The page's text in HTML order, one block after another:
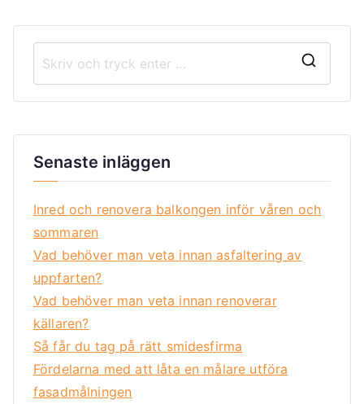
Senaste inläggen
Inred och renovera balkongen inför våren och
sommaren
Vad behöver man veta innan asfaltering av
uppfarten?
Vad behöver man veta innan renoverar
källaren?
Så får du tag på rätt smidesfirma
Fördelarna med att låta en målare utföra
fasadmålningen